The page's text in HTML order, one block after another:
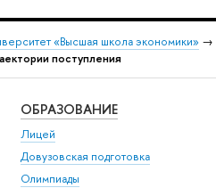
«Высшая школа экономики» →
поступления
ОБРАЗОВАНИЕ
Лицей
Довузовская подготовка
Олимпиады